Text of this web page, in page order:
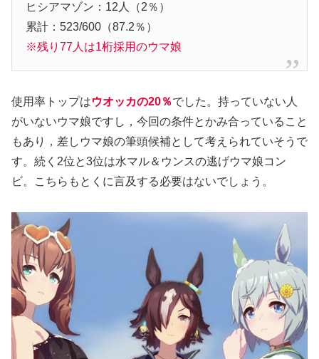
ヒシアマゾン：12人（2％）
累計：523/600（87.2％）
※残り77人は1桁採用のウマ娘
使用率トップはウオッカの20％でした。持っていない人
がいないウマ娘ですし，今回の条件とかみ合っていること
もあり，差しウマ娘の筆頭候補として考えられていそうで
す。続く2位と3位は水マル＆ウンスの逃げウマ娘コン
ビ。こちらもとくに言及する必要はないでしょう。